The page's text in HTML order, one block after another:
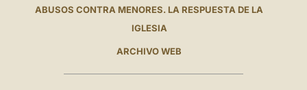
ABUSOS CONTRA MENORES. LA RESPUESTA DE LA
IGLESIA
ARCHIVO WEB